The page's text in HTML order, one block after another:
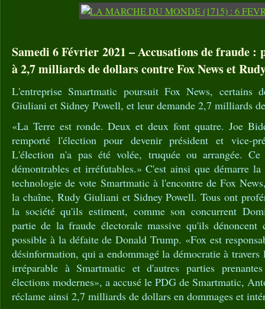
Samedi 6 Février 2021 – Accusations de fraude
à 2,7 milliards de dollars contre Fox News et
L'entreprise Smartmatic poursuit Fox News, certains
Giuliani et Sidney Powell, et leur demande 2,7 milliards
«La Terre est ronde. Deux et deux font quatre. Joe
remporté l'élection pour devenir président et vice-
L'élection n'a pas été volée, truquée ou arrangée.
démontrables et irréfutables.» C'est ainsi que démarre
technologie de vote Smartmatic à l'encontre de Fox
la chaîne, Rudy Giuliani et Sidney Powell. Tous ont
la société qu'ils estiment, comme son concurrent
partie de la fraude électorale massive qu'ils dénoncent
possible à la défaite de Donald Trump. «Fox est
désinformation, qui a endommagé la démocratie à
irréparable à Smartmatic et d'autres parties
élections modernes», a accusé le PDG de Smartmatic,
réclame ainsi 2,7 milliards de dollars en dommages et